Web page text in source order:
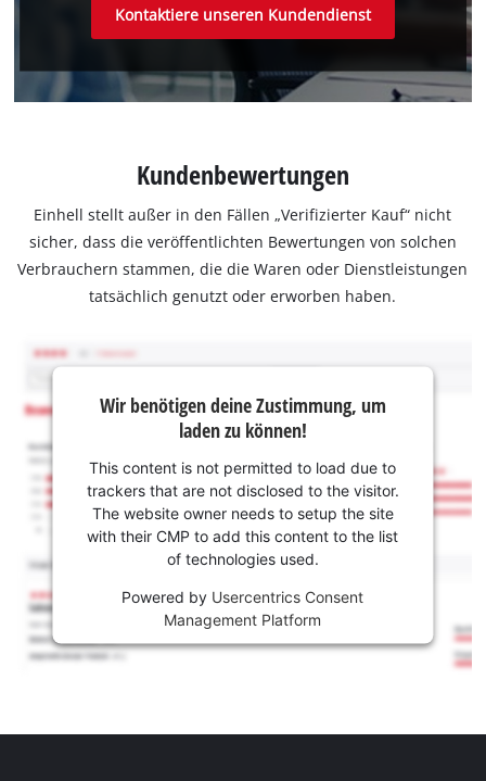
Kontaktiere unseren Kundendienst
Kundenbewertungen
Einhell stellt außer in den Fällen „Verifizierter Kauf“ nicht
sicher, dass die veröffentlichten Bewertungen von solchen
Verbrauchern stammen, die die Waren oder Dienstleistungen
tatsächlich genutzt oder erworben haben.
Wir benötigen deine Zustimmung, um
laden zu können!
This content is not permitted to load due to
trackers that are not disclosed to the visitor.
The website owner needs to setup the site
with their CMP to add this content to the list
of technologies used.
Powered by Usercentrics Consent
Management Platform